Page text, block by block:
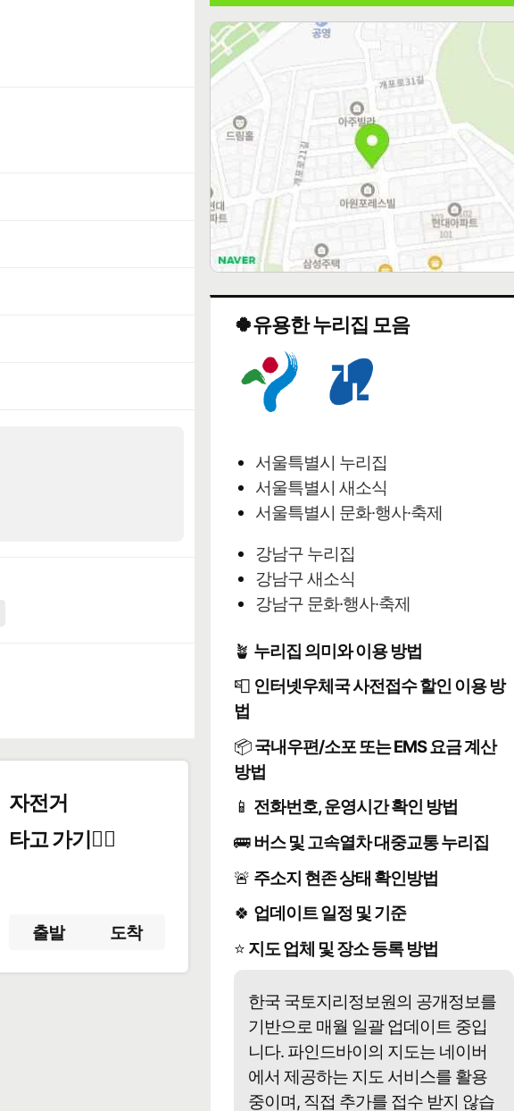
자전거
타고 가기🚴‍♀️
출발 도착
🍀유용한 누리집 모음
서울특별시 누리집
서울특별시 새소식
서울특별시 문화·행사·축제
강남구 누리집
강남구 새소식
강남구 문화·행사·축제
🪴 누리집 의미와 이용 방법
📮 인터넷우체국 사전접수 할인 이용 방
법
📦국내우편/소포 또는 EMS 요금 계산
방법
📱 전화번호, 운영시간 확인 방법
🚌버스 및 고속열차 대중교통 누리집
🚨 주소지 현존 상태 확인방법
🍀 업데이트 일정 및 기준
⭐ 지도 업체 및 장소 등록 방법
한국 국토지리정보원의 공개정보를
기반으로 매월 일괄 업데이트 중입
니다. 파인드바이의 지도는 네이버
에서 제공하는 지도 서비스를 활용
중이며, 직접 추가를 접수 받지 않습